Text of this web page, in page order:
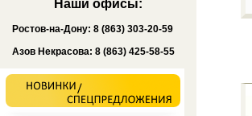
Наши офисы:
Ростов-на-Дону: 8 (863) 303-20-59
Азов Некрасова: 8 (863) 425-58-55